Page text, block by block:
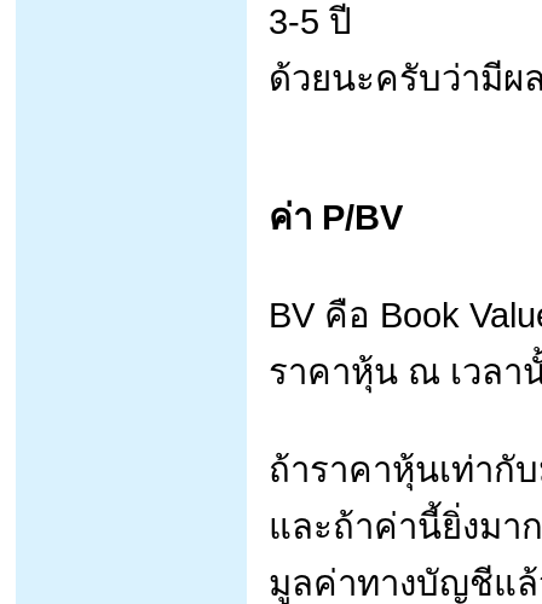
3-5 ปี
ด้วยนะครับว่ามีผ
ค่า P/BV
BV คือ Book
ราคาหุ้น ณ เวลา
ถ้าราคาหุ้นเท่ากั
และถ้าค่านี้ยิ่งมา
มูลค่าทางบัญชีแ